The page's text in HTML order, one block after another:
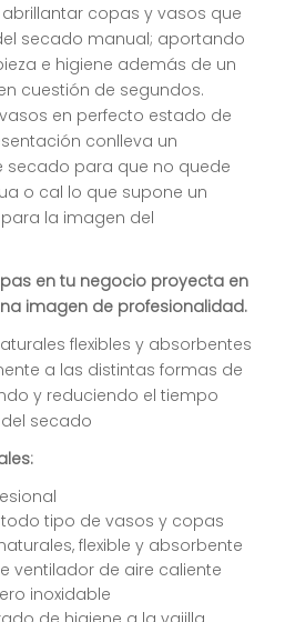
copas y vasos que
secado manual; aportando
e higiene además de un
cuestión de segundos.
en perfecto estado de
conlleva un
secado para que no quede
o cal lo que supone un
la imagen del
en tu negocio proyecta en
imagen de profesionalidad.
flexibles y absorbentes
a las distintas formas de
y reduciendo el tiempo
secado
tipo de vasos y copas
flexible y absorbente
ventilador de aire caliente
inoxidable